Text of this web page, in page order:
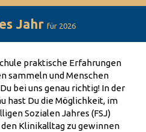
Jahr für 2026
praktische Erfahrungen
sammeln und Menschen
bei uns genau richtig! In der
hast Du die Möglichkeit, im
Sozialen Jahres (FSJ)
Klinikalltag zu gewinnen